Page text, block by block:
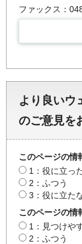
ファックス：
より良いウ
のご意見を
このページの情
1：役に立っ
2：ふつう
3：役に立た
このページの情
1：見つけや
2：ふつう